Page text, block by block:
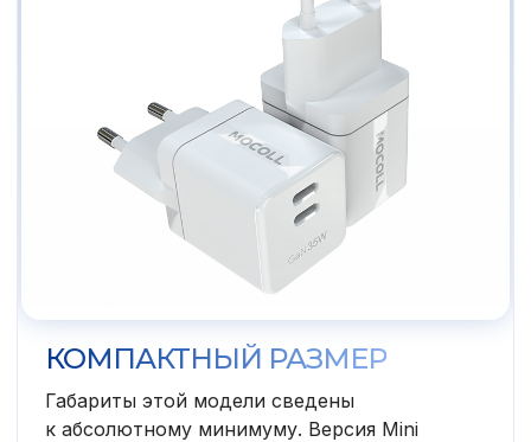
КОМПАКТНЫЙ РАЗМЕР
Габариты этой модели сведены
к абсолютному минимуму. Версия Mini